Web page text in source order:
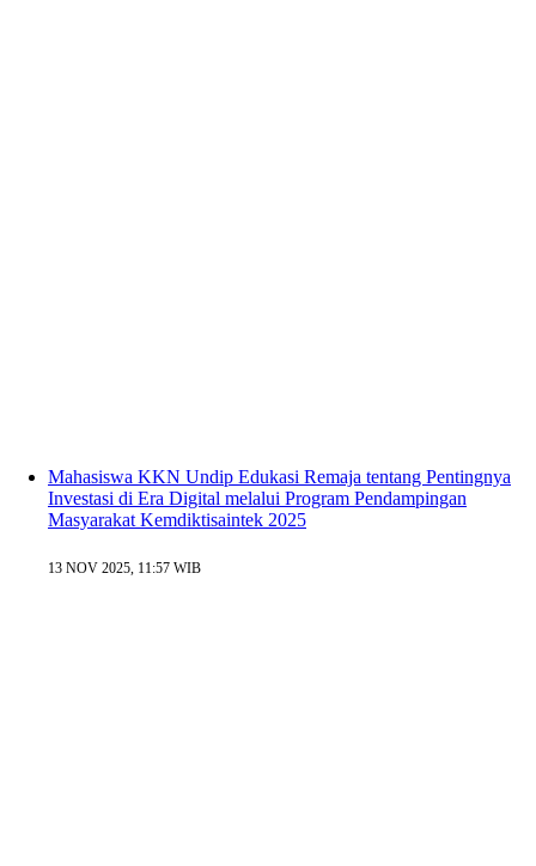
Mahasiswa KKN Undip Edukasi Remaja tentang Pentingnya
Investasi di Era Digital melalui Program Pendampingan
Masyarakat Kemdiktisaintek 2025
13 NOV 2025, 11:57 WIB